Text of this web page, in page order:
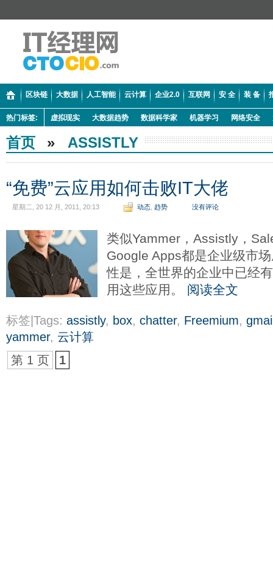
区块链 大数据 人工智能 云计算 企业2.0 互联网 安 全 装 备
热门标签: 虚拟现实 大数据趋势 数据科学家 机器学习 网络安全
首页 » ASSISTLY
“免费”云应用如何击败IT大佬
星期二, 20 12 月, 2011, 20:13 动态 趋势 没有评论
类似Yammer，Assistly，
Google Apps都是企业级市
性是，全世界的企业中已经
用这些应用。 阅读全文
标签|Tags: assistly, box, chatter, Freemium,
yammer, 云计算
第 1 页
1